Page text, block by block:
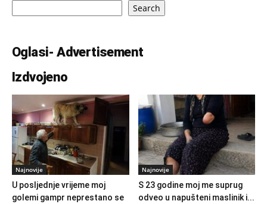
Search
Oglasi- Advertisement
Izdvojeno
Najnovije
U posljednje vrijeme moj
golemi gampr neprestano se
Najnovije
S 23 godine moj me suprug
odveo u napušteni maslinik i...